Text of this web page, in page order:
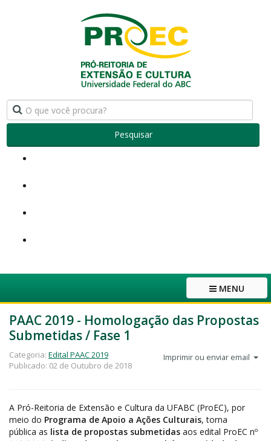
Pesquisar
MENU
PAAC 2019 - Homologação das Propostas
Submetidas / Fase 1
Imprimir ou enviar email
Categoria: Edital PAAC 2019
Publicado: 02 de Outubro de 2018
A Pró-Reitoria de Extensão e Cultura da UFABC (ProEC), por
meio do Programa de Apoio a Ações Culturais, torna
pública as lista de propostas submetidas aos edital ProEC nº